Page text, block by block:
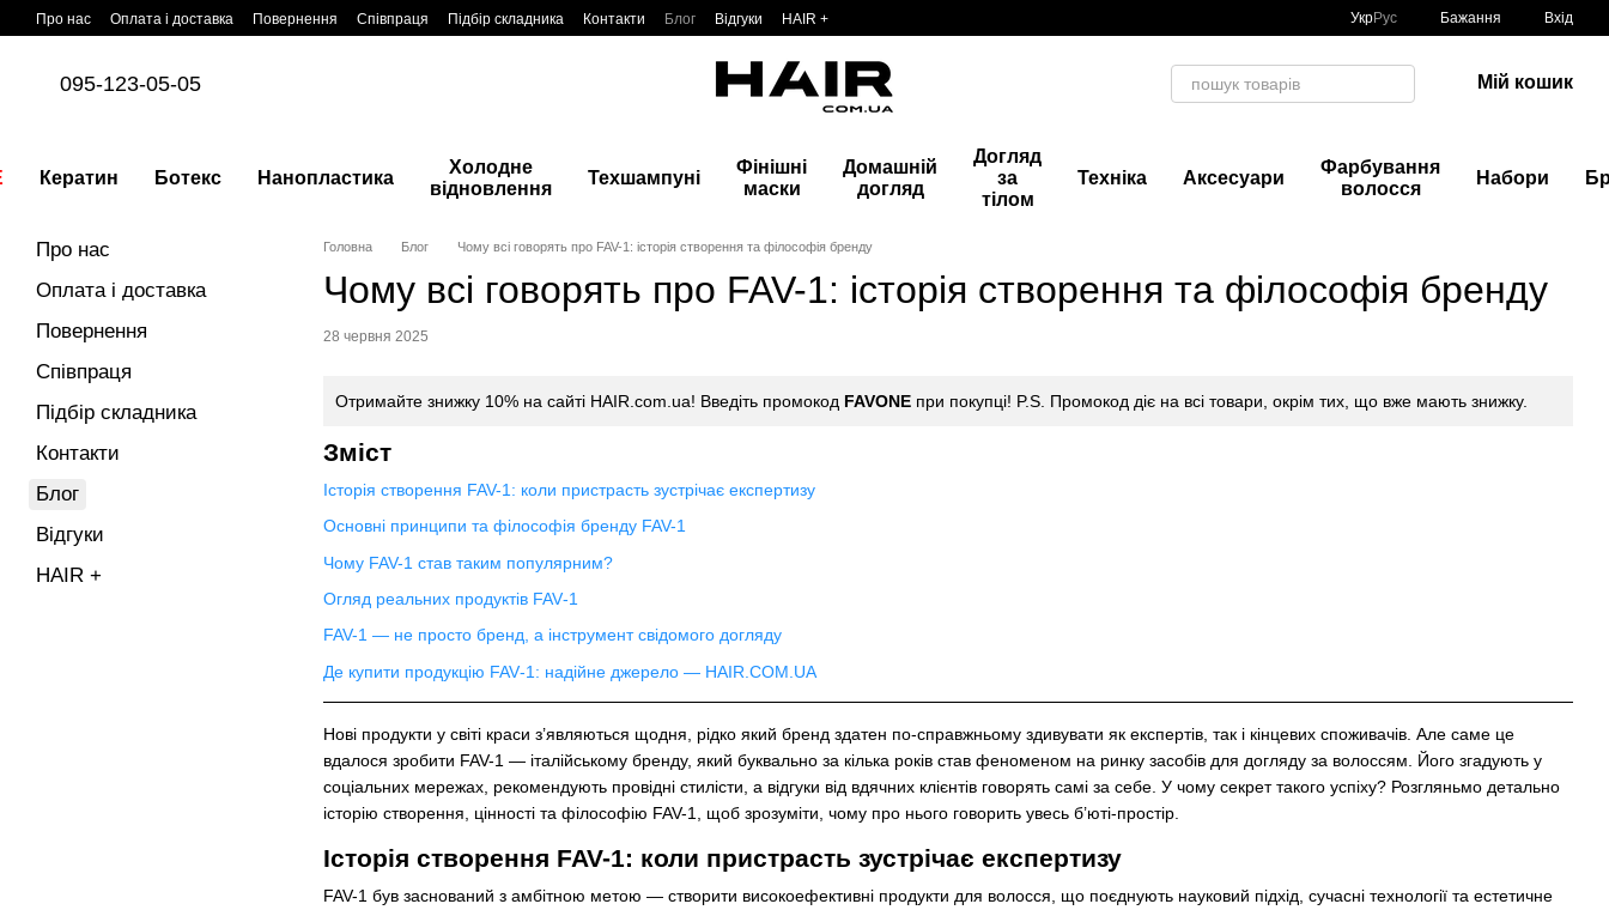
Перейти до основного контенту
Про нас Оплата і доставка Повернення Співпраця Підбір складника Контакти Блог Відгуки HAIR + УкрРус Бажання Вхід
095-123-05-05 Мій кошик
Кератин Ботекс Нанопластика
Холодне
відновлення
Техшампуні
Фінішні
маски
Домашній
догляд
Догляд
за
тілом
Техніка Аксесуари
Фарбування
волосся
Набори
Головна Блог Чому всі говорять про FAV-1: історія створення та філософія бренду
Чому всі говорять про FAV-1: історія створення та філософія бренду
28 червня 2025
Отримайте знижку 10% на сайті HAIR.com.ua! Введіть промокод FAVONE при покупці! P.S. Промокод діє на всі товари, окрім тих, що вже мають знижку.
Зміст
Історія створення FAV-1: коли пристрасть зустрічає експертизу
Основні принципи та філософія бренду FAV-1
Чому FAV-1 став таким популярним?
Огляд реальних продуктів FAV‑1
FAV-1 — не просто бренд, а інструмент свідомого догляду
Де купити продукцію FAV‑1: надійне джерело — HAIR.COM.UA
Нові продукти у світі краси з’являються щодня, рідко який бренд здатен по-справжньому здивувати як експертів, так і кінцевих споживачів. Але саме це
вдалося зробити FAV-1 — італійському бренду, який буквально за кілька років став феноменом на ринку засобів для догляду за волоссям. Його згадують у
соціальних мережах, рекомендують провідні стилісти, а відгуки від вдячних клієнтів говорять самі за себе. У чому секрет такого успіху? Розгляньмо детально
історію створення, цінності та філософію FAV-1, щоб зрозуміти, чому про нього говорить увесь б’юті-простір.
Історія створення FAV-1: коли пристрасть зустрічає експертизу
FAV-1 був заснований з амбітною метою — створити високоефективні продукти для волосся, що поєднують науковий підхід, сучасні технології та естетичне
Про нас
Оплата і доставка
Повернення
Співпраця
Підбір складника
Контакти
Блог
Відгуки
HAIR +